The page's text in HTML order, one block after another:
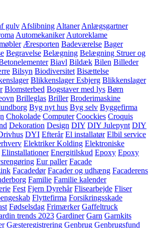
gulv Afslibning Altaner Anlægsgartner
Automekaniker Autoreklame
Æresporten Badeværelse Bager
Begravelse Belægning Belægning Struer og
Biavl Bildæk Bilen Billeder
Bilsyn Biodiversitet Bisættelse
Blikkenslager Esbjerg Blikkenslager
Blomsterbed Bogstaver med lys Børn
Brilleglas Briller Broderimaskine
Byg nyt hus Byg selv Byggefirma
Chokolade Computer Coockies Croquis
Dekoration Design DIY DIY Julepynt DIY
DYI Efterår El installatør Elbil service
Elektriker Kolding Elektroniske
Elinstallationer Energitilskud Epoxy Epoxy
Eur paller Facade
Facadedør Facader og udhæng Facaderens
Familie Familie kalender
Fest Fjern Dyrehår Flisearbejde Fliser
Flyttefirma Forsikringsskade
Fødselsdag Frimærker Gaffeltruck
trends 2023 Gardiner Garn Garnkits
Gæsteregistrering Genbrug Genbrugsfund